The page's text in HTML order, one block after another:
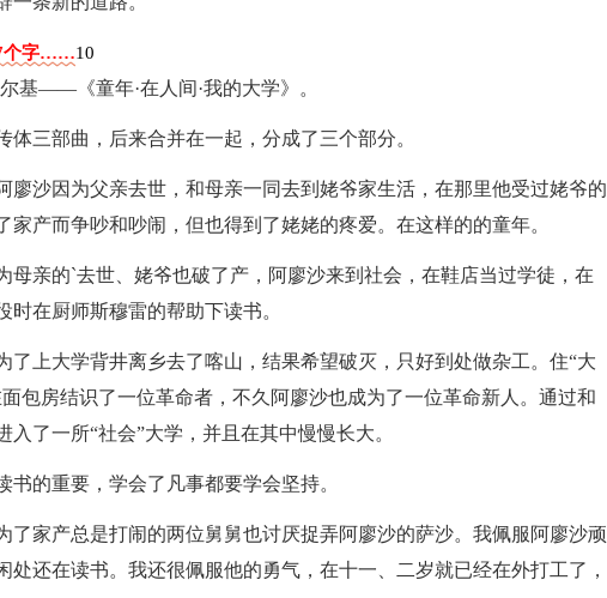
个字……10
基——《童年·在人间·我的大学》。
体三部曲，后来合并在一起，分成了三个部分。
廖沙因为父亲去世，和母亲一同去到姥爷家生活，在那里他受过姥爷的
家产而争吵和吵闹，但也得到了姥姥的疼爱。在这样的的童年。
母亲的`去世、姥爷也破了产，阿廖沙来到社会，在鞋店当过学徒，在
在厨师斯穆雷的帮助下读书。
了上大学背井离乡去了喀山，结果希望破灭，只好到处做杂工。住“大
包房结识了一位革命者，不久阿廖沙也成为了一位革命新人。通过和
了一所“社会”大学，并且在其中慢慢长大。
书的重要，学会了凡事都要学会坚持。
了家产总是打闹的两位舅舅也讨厌捉弄阿廖沙的萨沙。我佩服阿廖沙顽
处还在读书。我还很佩服他的勇气，在十一、二岁就已经在外打工了，